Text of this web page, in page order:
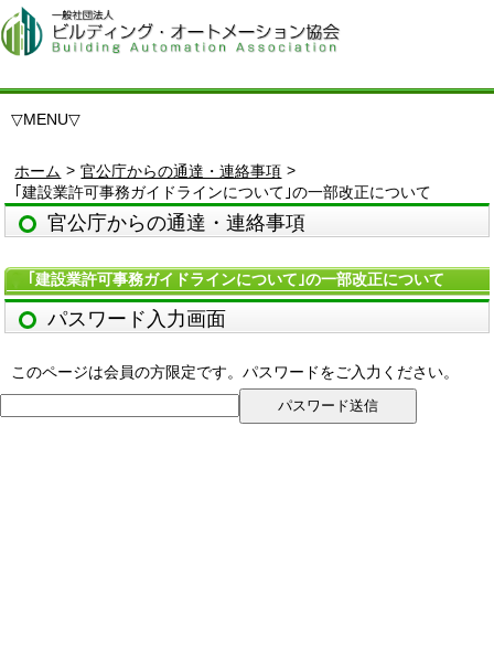
▽MENU▽
ホーム > 官公庁からの通達・連絡事項 >
｢建設業許可事務ガイドラインについて｣の一部改正について
官公庁からの通達・連絡事項
｢建設業許可事務ガイドラインについて｣の一部改正について
パスワード入力画面
このページは会員の方限定です。パスワードをご入力ください。